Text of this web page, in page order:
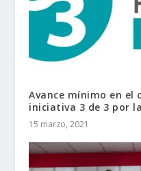
Avance mínimo en el
iniciativa 3 de 3 por
15 marzo, 2021